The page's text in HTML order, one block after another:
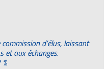
d’élus, laissant
et aux échanges.